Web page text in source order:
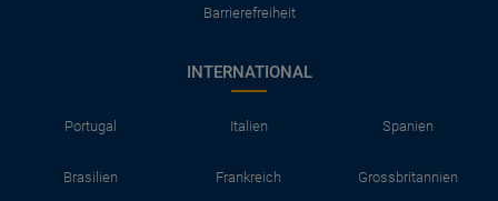
Barrierefreiheit
INTERNATIONAL
Portugal Italien Spanien
Brasilien Frankreich Grossbritannien